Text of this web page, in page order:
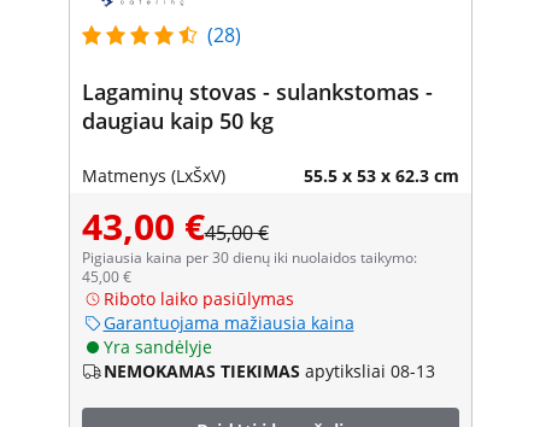
(28)
Lagaminų stovas - sulankstomas -
daugiau kaip 50 kg
Matmenys (LxŠxV) 55.5 x 53 x 62.3 cm
43,00 €45,00 €
Pigiausia kaina per 30 dienų iki nuolaidos taikymo:
45,00 €
Riboto laiko pasiūlymas
Garantuojama mažiausia kaina
Yra sandėlyje
NEMOKAMAS TIEKIMAS apytiksliai 08-13